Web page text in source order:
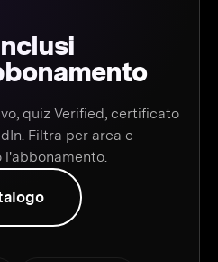
quiz Verified, certificato
Filtra per area e
l'abbonamento.